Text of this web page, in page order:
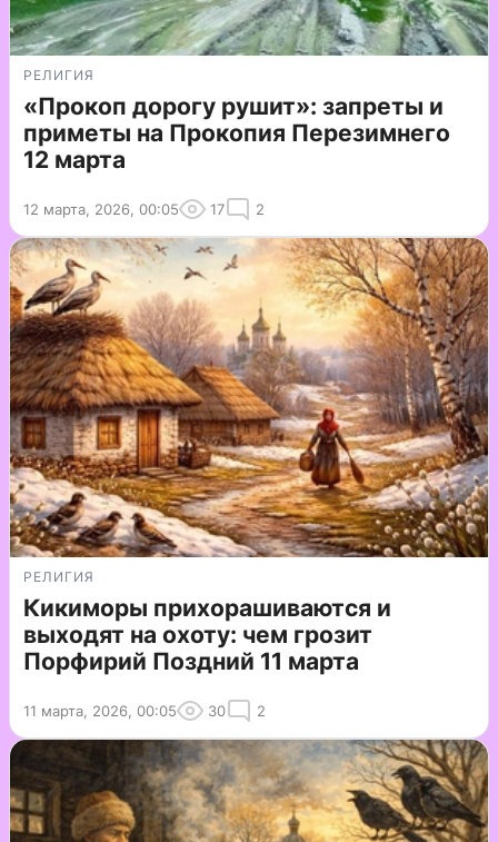
РЕЛИГИЯ
«Прокоп дорогу рушит»: запреты и
приметы на Прокопия Перезимнего
12 марта
12 марта, 2026, 00:05 17 2
РЕЛИГИЯ
Кикиморы прихорашиваются и
выходят на охоту: чем грозит
Порфирий Поздний 11 марта
11 марта, 2026, 00:05 30 2